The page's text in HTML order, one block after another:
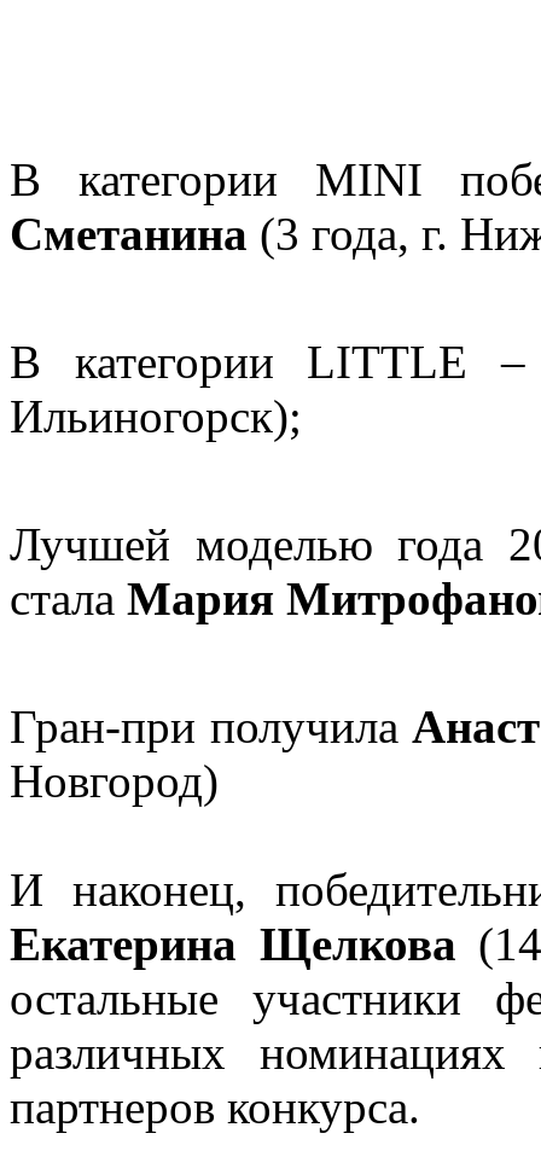
В категории MINI
Сметанина (3 года, г.
В категории LITTLE
Ильиногорск);
Лучшей моделью года
стала Мария
Гран-при получила
Новгород)
И наконец,
Екатерина Щелкова
остальные участники
различных
партнеров конкурса.